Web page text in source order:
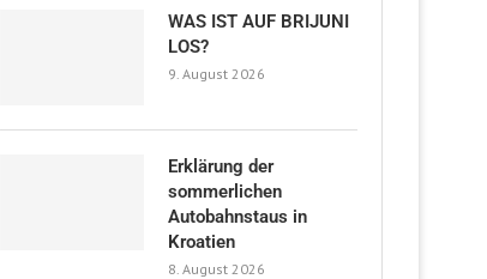
WAS IST AUF BRIJUNI
LOS?
9. August 2026
Erklärung der
sommerlichen
Autobahnstaus in
Kroatien
8. August 2026